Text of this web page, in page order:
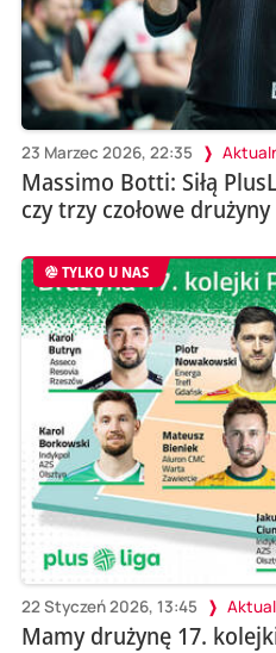
23 Marzec 2026, 22:35
Massimo Botti: Siłą
czy trzy czołowe drużyny
TYLKO U NAS
22 Styczeń 2026, 13:45
Mamy drużynę 17.